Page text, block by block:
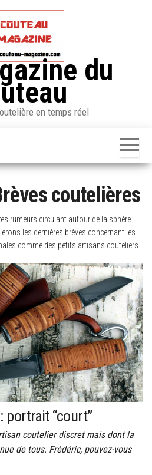
du
en temps réel
coutelières
rumeurs circulant autour de la sphère
les dernières brèves concernant les
comme des petits artisans couteliers.
portrait “court”
coutelier discret mais dont la
de tous. Frédéric, pouvez-vous